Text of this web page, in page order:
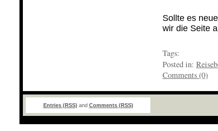
Sollte es
wir die Seite
Tags:
Posted in:
Comments (0)
Entries (RSS) and Comments (RSS)